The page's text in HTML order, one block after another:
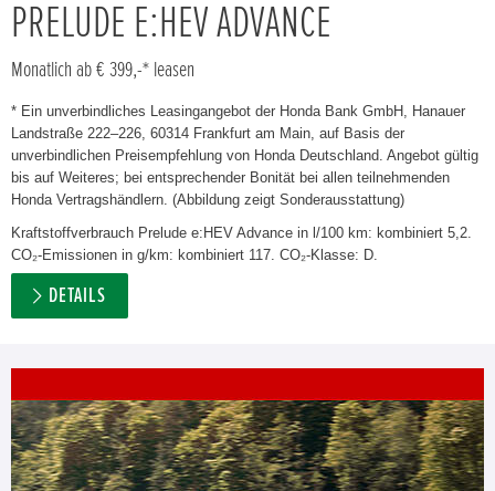
PRELUDE E:HEV ADVANCE
Monatlich ab € 399,-* leasen
* Ein unverbindliches Leasingangebot der Honda Bank GmbH, Hanauer
Landstraße 222–226, 60314 Frankfurt am Main, auf Basis der
unverbindlichen Preisempfehlung von Honda Deutschland. Angebot gültig
bis auf Weiteres; bei entsprechender Bonität bei allen teilnehmenden
Honda Vertragshändlern. (Abbildung zeigt Sonderausstattung)
Kraftstoffverbrauch Prelude e:HEV Advance in l/100 km: kombiniert 5,2.
CO₂-Emissionen in g/km: kombiniert 117. CO₂-Klasse: D.
DETAILS